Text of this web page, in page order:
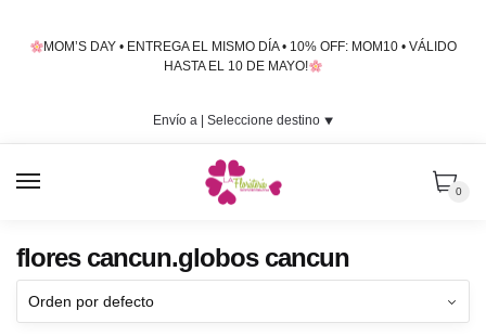
MOM’S DAY • ENTREGA EL MISMO DÍA • 10% OFF: MOM10 • VÁLIDO
HASTA EL 10 DE MAYO!
Envío a | Seleccione destino⯆
0
flores cancun.globos cancun